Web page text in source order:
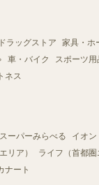
ドラッグストア
家具・ホ
車・バイク
スポーツ
ネス
スーパーみらべる
イオン
リア）
ライフ（首都圏
ナート